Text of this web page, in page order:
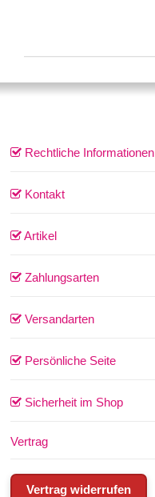
Rechtliche Informationen
Kontakt
Artikel
Zahlungsarten
Versandarten
Persönliche Seite
Sicherheit im Shop
Vertrag
Vertrag widerrufen